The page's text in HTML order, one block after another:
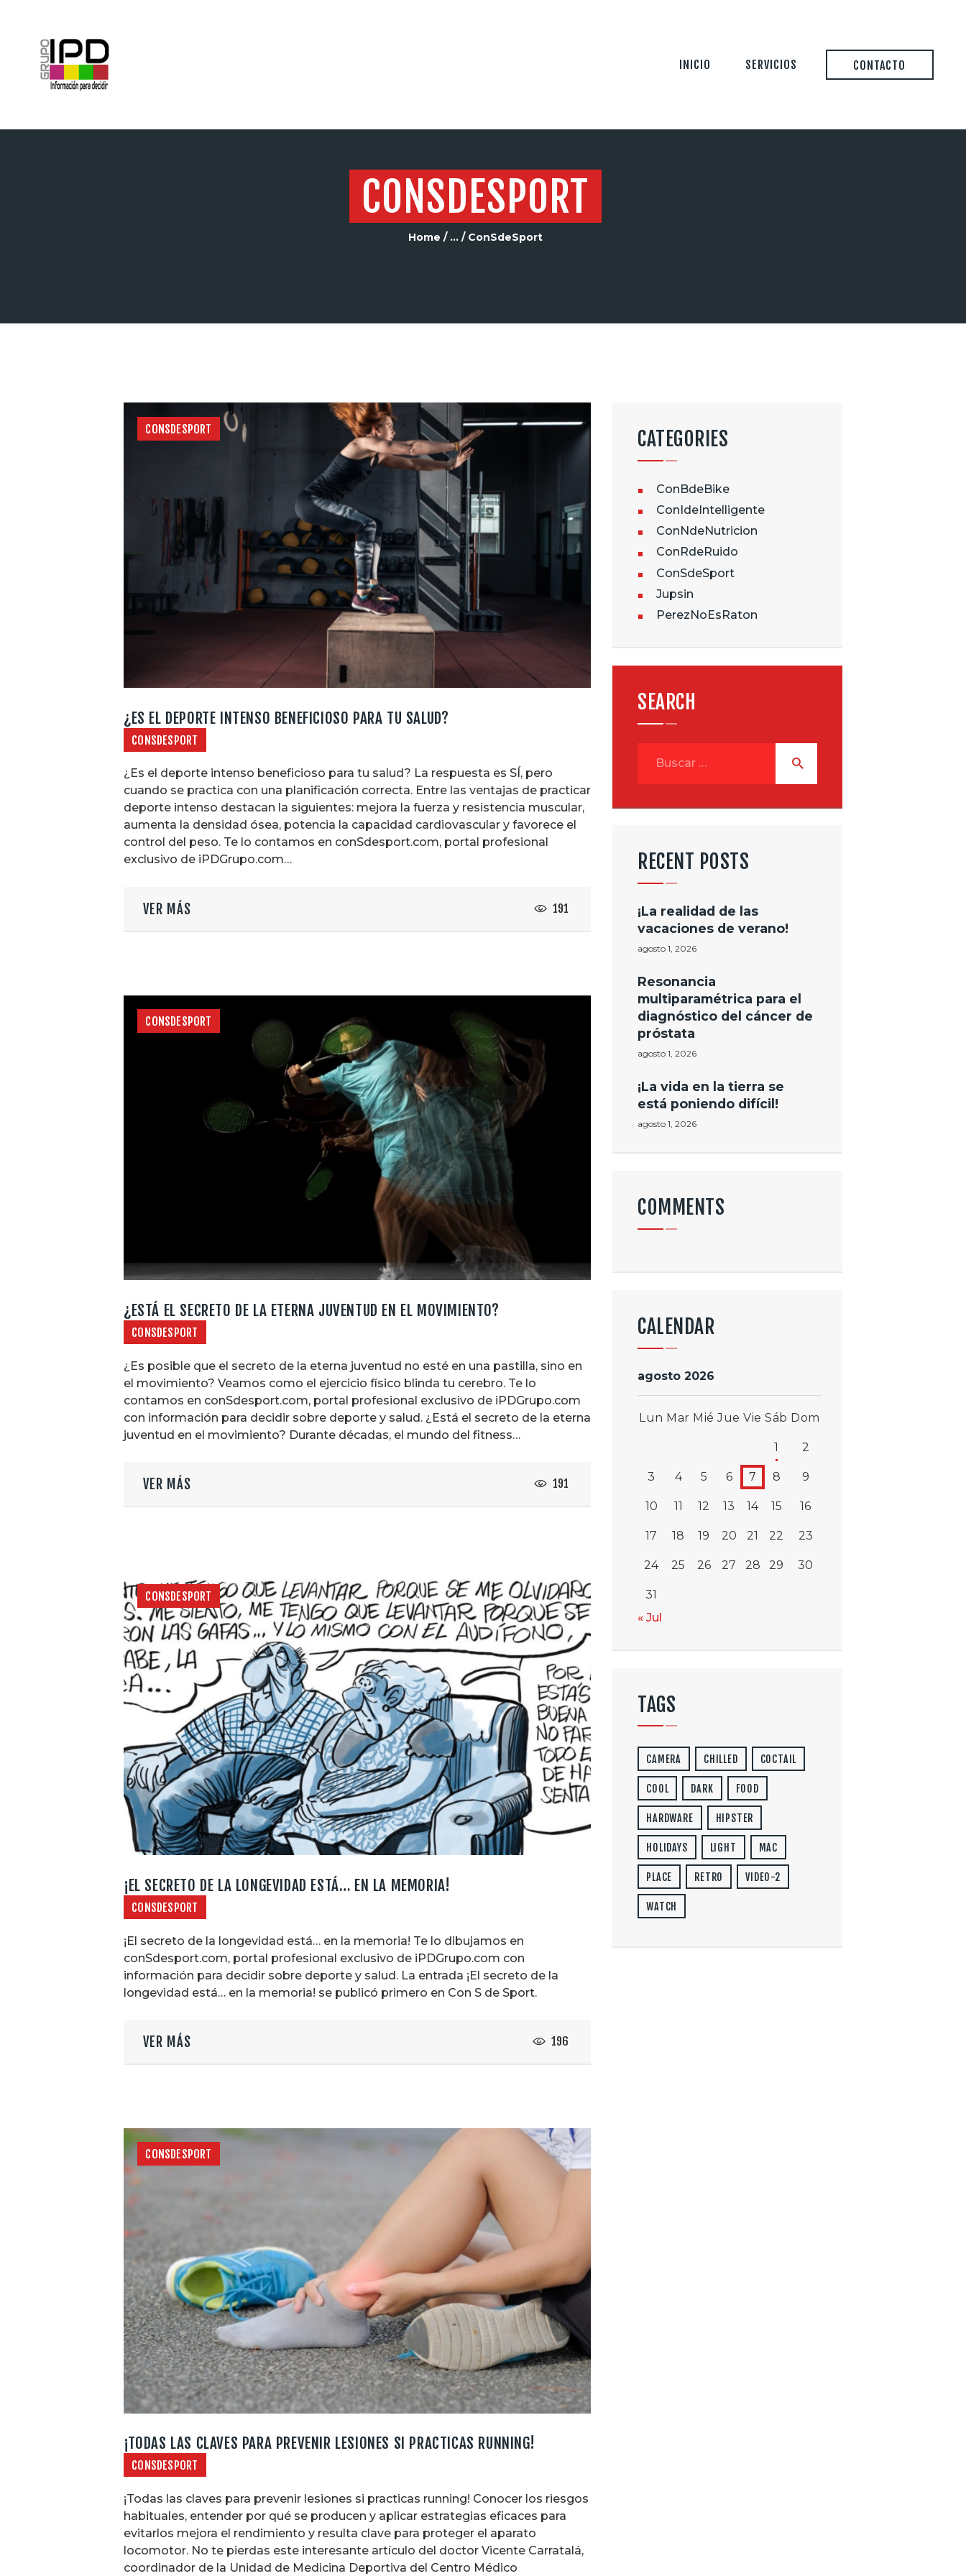
INICIO SERVICIOS CONTACTO
CONSDESPORT
Home ... ConSdeSport
CONSDESPORT
¿ES EL DEPORTE INTENSO BENEFICIOSO PARA TU SALUD?
CONSDESPORT
¿Es el deporte intenso beneficioso para tu salud? La respuesta es SÍ, pero
cuando se practica con una planificación correcta. Entre las ventajas de practicar
deporte intenso destacan la siguientes: mejora la fuerza y resistencia muscular,
aumenta la densidad ósea, potencia la capacidad cardiovascular y favorece el
control del peso. Te lo contamos en conSdesport.com, portal profesional
exclusivo de iPDGrupo.com…
VER MÁS 191
CONSDESPORT
¿ESTÁ EL SECRETO DE LA ETERNA JUVENTUD EN EL MOVIMIENTO?
CONSDESPORT
¿Es posible que el secreto de la eterna juventud no esté en una pastilla, sino en
el movimiento? Veamos como el ejercicio físico blinda tu cerebro. Te lo
contamos en conSdesport.com, portal profesional exclusivo de iPDGrupo.com
con información para decidir sobre deporte y salud. ¿Está el secreto de la eterna
juventud en el movimiento? Durante décadas, el mundo del fitness…
VER MÁS 191
CONSDESPORT
¡EL SECRETO DE LA LONGEVIDAD ESTÁ… EN LA MEMORIA!
CONSDESPORT
¡El secreto de la longevidad está… en la memoria! Te lo dibujamos en
conSdesport.com, portal profesional exclusivo de iPDGrupo.com con
información para decidir sobre deporte y salud. La entrada ¡El secreto de la
longevidad está… en la memoria! se publicó primero en Con S de Sport.
VER MÁS 196
CONSDESPORT
¡TODAS LAS CLAVES PARA PREVENIR LESIONES SI PRACTICAS RUNNING!
CONSDESPORT
¡Todas las claves para prevenir lesiones si practicas running! Conocer los riesgos
habituales, entender por qué se producen y aplicar estrategias eficaces para
evitarlos mejora el rendimiento y resulta clave para proteger el aparato
locomotor. No te pierdas este interesante artículo del doctor Vicente Carratalá,
coordinador de la Unidad de Medicina Deportiva del Centro Médico
CATEGORIES
ConBdeBike
ConIdeIntelligente
ConNdeNutricion
ConRdeRuido
ConSdeSport
Jupsin
PerezNoEsRaton
SEARCH
RECENT POSTS
¡La realidad de las
vacaciones de verano!
agosto 1, 2026
Resonancia
multiparamétrica para el
diagnóstico del cáncer de
próstata
agosto 1, 2026
¡La vida en la tierra se
está poniendo difícil!
agosto 1, 2026
COMMENTS
CALENDAR
agosto 2026
Lun Mar Mié Jue Vie Sáb Dom
1 2
3 4 5 6 7 8 9
10 11 12 13 14 15 16
17 18 19 20 21 22 23
24 25 26 27 28 29 30
31
« Jul
TAGS
CAMERA CHILLED COCTAIL
COOL DARK FOOD
HARDWARE HIPSTER
HOLIDAYS LIGHT MAC
PLACE RETRO VIDEO-2
WATCH